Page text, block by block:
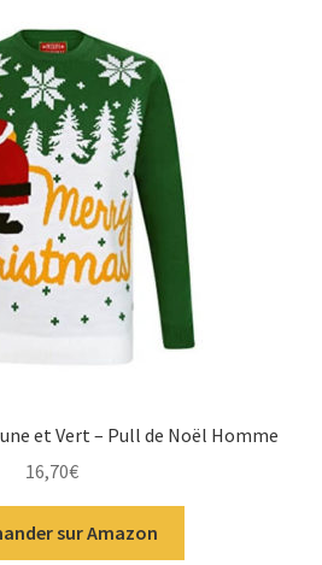
et Vert – Pull de Noël Homme
16,70€
sur Amazon